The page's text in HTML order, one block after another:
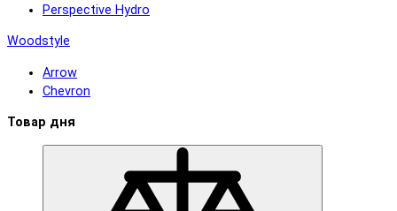
Perspective Hydro
Woodstyle
Arrow
Chevron
Товар дня